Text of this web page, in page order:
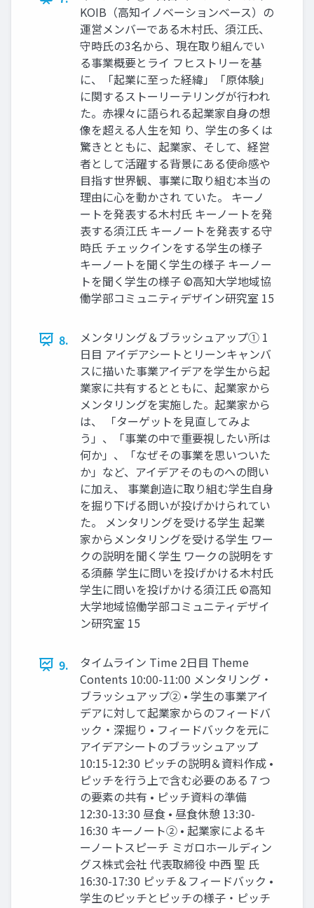
KOIB（高知イノベーションベース）の
運営メンバーである木村氏、須江氏、
守時氏の3名から、現在取り組んでい
る事業概要とライ フヒストリーを基
に、「起業に至った経緯」「原体験」
に関するストーリーテリングが行われ
た。赤裸々に語られる起業家自身の想
像を超える人生を知 り、学生の多くは
驚きとともに、起業家、そして、経営
者として活躍する背景にある使命感や
目指す世界観、事業に取り組む本当の
理由に心を動かされ ていた。 キーノ
ートを発表する木村氏 キーノートを発
表する須江氏 キーノートを発表する守
時氏 チェックインをする学生の様子
キーノートを聞く学生の様子 キーノー
トを聞く学生の様子 ©高知大学地域協
働学部コミュニティデザイン研究室 15
8.
メンタリング＆ブラッシュアップ① 1
日目 アイデアシートとリーンキャンバ
スに描いた事業アイデアを学生から起
業家に共有するとともに、起業家から
メンタリングを実施した。起業家から
は、 「ターゲットを見直してみよ
う」、「事業の中で重要視したい所は
何か」、「なぜその事業を思いついた
か」など、アイデアそのものへの問い
に加え、 事業創造に取り組む学生自身
を掘り下げる問いが投げかけられてい
た。 メンタリングを受ける学生 起業
家からメンタリングを受ける学生 ワー
クの説明を聞く学生 ワークの説明をす
る須藤 学生に問いを投げかける木村氏
学生に問いを投げかける須江氏 ©高知
大学地域協働学部コミュニティデザイ
ン研究室 15
9.
タイムライン Time 2日目 Theme
Contents 10:00-11:00 メンタリング・
ブラッシュアップ② • 学生の事業アイ
デアに対して起業家からのフィードバ
ック・深掘り • フィードバックを元に
アイデアシートのブラッシュアップ
10:15-12:30 ピッチの説明＆資料作成 •
ピッチを行う上で含む必要のある７つ
の要素の共有 • ピッチ資料の準備
12:30-13:30 昼食 • 昼食休憩 13:30-
16:30 キーノート② • 起業家によるキ
ーノートスピーチ ミガロホールディン
グス株式会社 代表取締役 中西 聖 氏
16:30-17:30 ピッチ＆フィードバック •
学生のピッチとピッチの様子・ピッチ